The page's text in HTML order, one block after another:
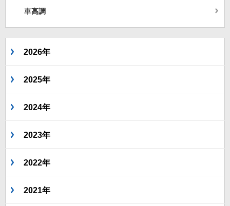
車高調
2026年
2025年
2024年
2023年
2022年
2021年